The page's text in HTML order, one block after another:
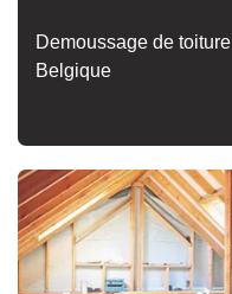
Demoussage de toiture
Belgique